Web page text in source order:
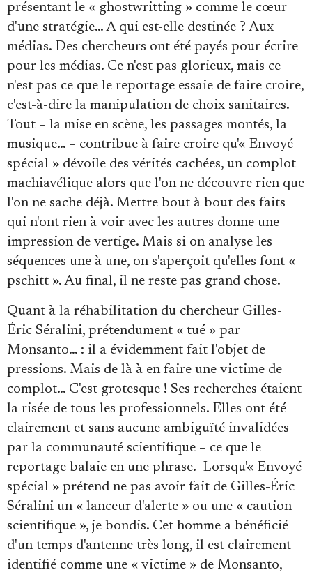
présentant le « ghostwritting » comme le cœur
d'une stratégie… A qui est-elle destinée ? Aux
médias. Des chercheurs ont été payés pour écrire
pour les médias. Ce n'est pas glorieux, mais ce
n'est pas ce que le reportage essaie de faire croire,
c'est-à-dire la manipulation de choix sanitaires.
Tout – la mise en scène, les passages montés, la
musique… – contribue à faire croire qu'« Envoyé
spécial » dévoile des vérités cachées, un complot
machiavélique alors que l'on ne découvre rien que
l'on ne sache déjà. Mettre bout à bout des faits
qui n'ont rien à voir avec les autres donne une
impression de vertige. Mais si on analyse les
séquences une à une, on s'aperçoit qu'elles font «
pschitt ». Au final, il ne reste pas grand chose.
Quant à la réhabilitation du chercheur Gilles-
Éric Séralini, prétendument « tué » par
Monsanto… : il a évidemment fait l'objet de
pressions. Mais de là à en faire une victime de
complot… C'est grotesque ! Ses recherches étaient
la risée de tous les professionnels. Elles ont été
clairement et sans aucune ambiguïté invalidées
par la communauté scientifique – ce que le
reportage balaie en une phrase. Lorsqu'« Envoyé
spécial » prétend ne pas avoir fait de Gilles-Éric
Séralini un « lanceur d'alerte » ou une « caution
scientifique », je bondis. Cet homme a bénéficié
d'un temps d'antenne très long, il est clairement
identifié comme une « victime » de Monsanto,